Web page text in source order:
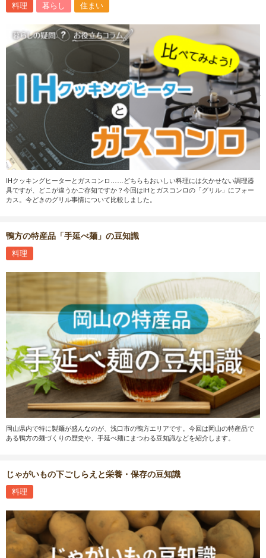
料理 暮らし 住まい
IHクッキングヒーターとガスコンロ……どちらもおいしい料理には欠かせない調理器
具ですが、どこが違うかご存知ですか？今回はIHとガスコンロの「グリル」にフォー
カス。今どきのグリル事情について比較しました。
鴨方の特産品「手延べ麺」の豆知識
料理
岡山県内で特に製麺が盛んなのが、浅口市の鴨方エリアです。今回は岡山の特産品で
ある鴨方の麺づくりの歴史や、手延べ麺にまつわる豆知識などを紹介します。
じゃがいもの下ごしらえと栄養・保存の豆知識
料理